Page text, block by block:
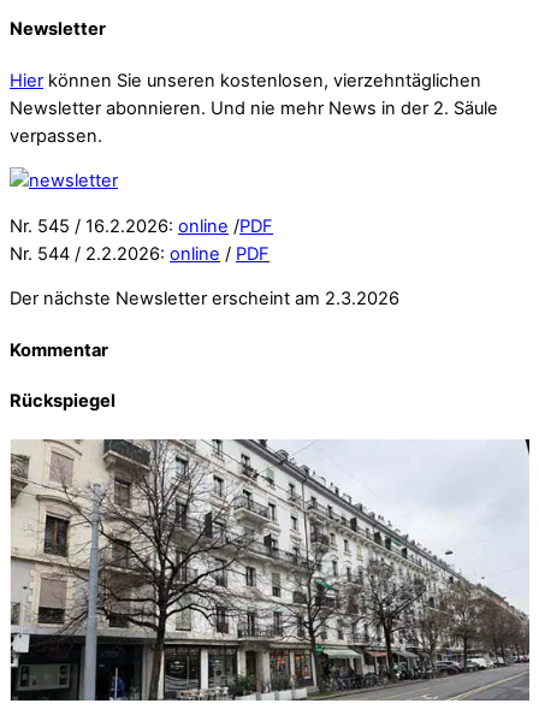
Newsletter
Hier können Sie unseren kostenlosen, vierzehntäglichen
Newsletter abonnieren. Und nie mehr News in der 2. Säule
verpassen.
Nr. 545 / 16.2.2026: online /PDF
Nr. 544 / 2.2.2026: online / PDF
Der nächste Newsletter erscheint am 2.3.2026
Kommentar
Rückspiegel